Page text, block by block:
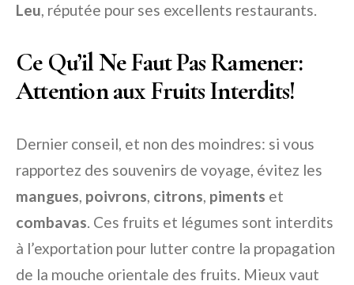
Leu, réputée pour ses excellents restaurants.
Ce Qu’il Ne Faut Pas Ramener:
Attention aux Fruits Interdits!
Dernier conseil, et non des moindres: si vous
rapportez des souvenirs de voyage, évitez les
mangues, poivrons, citrons, piments et
combavas. Ces fruits et légumes sont interdits
à l’exportation pour lutter contre la propagation
de la mouche orientale des fruits. Mieux vaut